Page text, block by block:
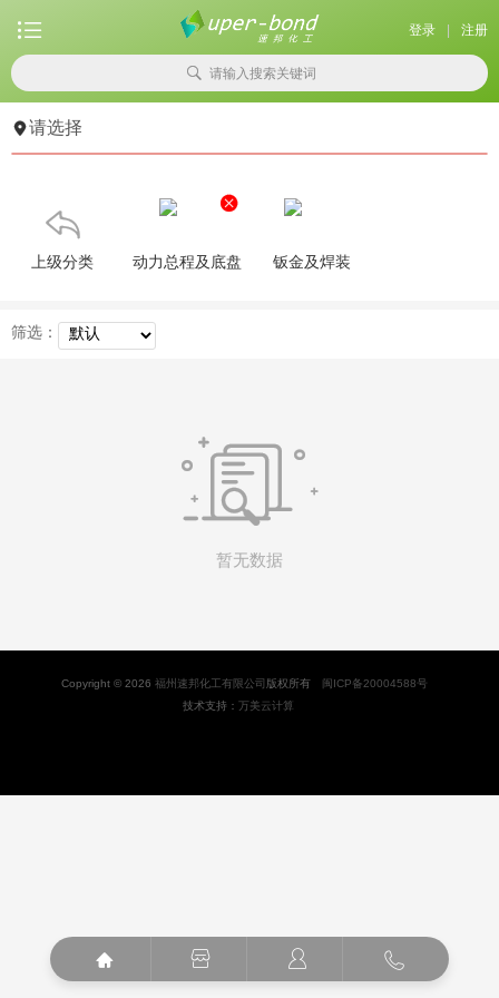
登录 注册

 请输入搜索关键词
请选择

上级分类 动力总程及底盘

钣金及焊装
筛选：

暂无数据
   
Copyright © 2026 福州速邦化工有限公司 版权所有
闽ICP备20004588号
技术支持： 万美云计算